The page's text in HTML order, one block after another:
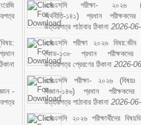
-
এসএসসি পরীক্ষা- ২০২৬
অর্থনীতি-১৪১) প্রধান পরীক্ষকদের
উত্তরপত্র পাঠাবার ঠিকানা 2026-
এসএসসি পরীক্ষা ২০২৬ বিষয়:জীব
কোড-১৩৮ প্রধান পরীক্ষকদের
উত্তরপত্র প্রেরণের ঠিকানা 2026-
এসএসসি পরীক্ষা- ২০২৬ (বিষয়ঃ
বিজ্ঞান-১৪৬) প্রধান পরীক্ষকদের
উত্তরপত্র পাঠাবার ঠিকানা 2026-
এসএসসি ২০২৬ পরীক্ষার্থীদের